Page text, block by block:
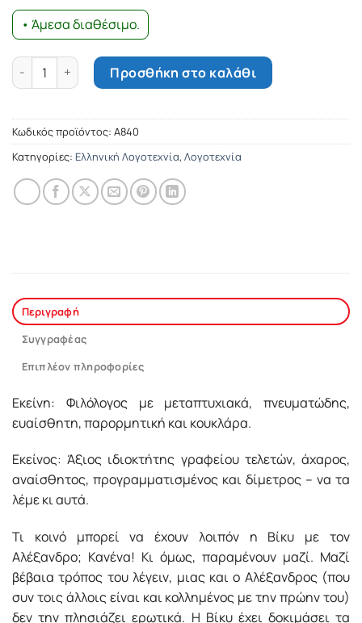
• Άμεσα διαθέσιμο.
Οι χωρισμένοι δε γιορτάζανε προχθές ποσότητα
Προσθήκη στο καλάθι
Κωδικός προϊόντος: Α840
Κατηγορίες: Ελληνική Λογοτεχνία, Λογοτεχνία
Περιγραφή
Συγγραφέας
Επιπλέον πληροφορίες
Εκείνη: Φιλόλογος με μεταπτυχιακά, πνευματώδης,
ευαίσθητη, παρορμητική και κουκλάρα.
Εκείνος: Άξιος ιδιοκτήτης γραφείου τελετών, άχαρος,
αναίσθητος, προγραμματισμένος και δίμετρος – να τα
λέμε κι αυτά.
Τι κοινό μπορεί να έχουν λοιπόν η Βίκυ με τον
Αλέξανδρο; Κανένα! Κι όμως, παραμένουν μαζί. Μαζί
βέβαια τρόπος του λέγειν, μιας και ο Αλέξανδρος (που
συν τοις άλλοις είναι και κολλημένος με την πρώην του)
δεν την πλησιάζει ερωτικά. Η Βίκυ έχει δοκιμάσει τα